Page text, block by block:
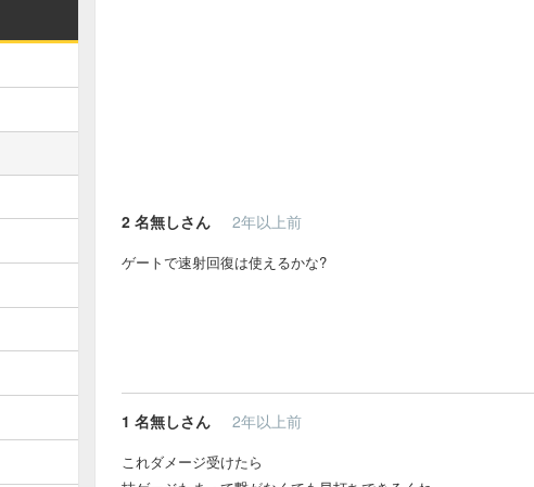
2 名無しさん 2年以上前
ゲートで速射回復は使えるかな?
1 名無しさん 2年以上前
これダメージ受けたら